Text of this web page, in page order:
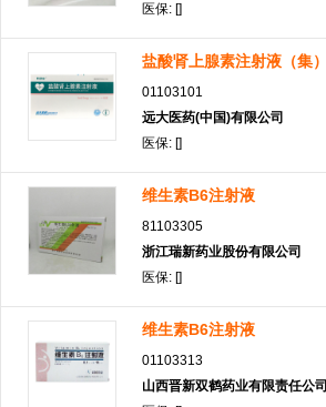
医保: []
盐酸肾上腺素注射液（集）
01103101
远大医药(中国)有限公司
医保: []
维生素B6注射液
81103305
浙江瑞新药业股份有限公司
医保: []
维生素B6注射液
01103313
山西晋新双鹤药业有限责任公司